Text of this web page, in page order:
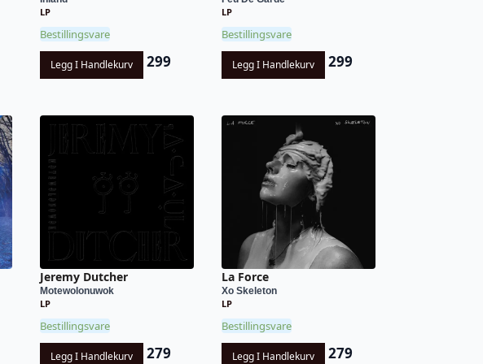
LP
Bestillingsvare
Legg I Handlekurv 299
LP
Bestillingsvare
Legg I Handlekurv 299
Jeremy Dutcher
Motewolonuwok
LP
Bestillingsvare
Legg I Handlekurv 279
La Force
Xo Skeleton
LP
Bestillingsvare
Legg I Handlekurv 279